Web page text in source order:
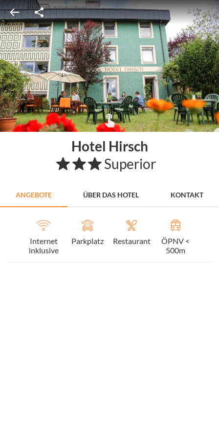
Hotel Hirsch
Superior
ANGEBOTE ÜBER DAS HOTEL KONTAKT
Internet
inklusive
Parkplatz Restaurant
ÖPNV <
500m